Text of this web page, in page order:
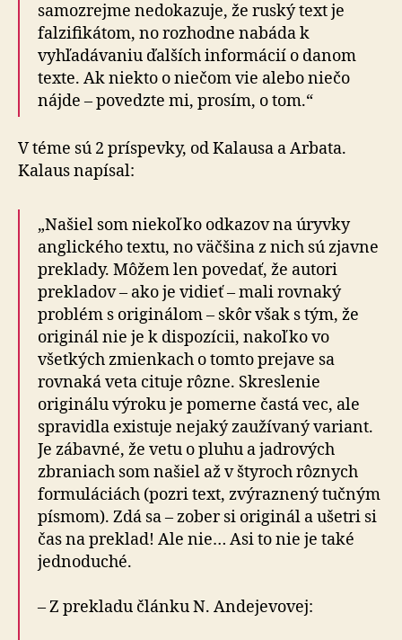
samozrejme nedokazuje, že ruský text je
falzifikátom, no rozhodne nabáda k
vyhľadávaniu ďalších informácií o danom
texte. Ak niekto o niečom vie alebo niečo
nájde – povedzte mi, prosím, o tom.“
V téme sú 2 príspevky, od Kalausa a Arbata.
Kalaus napísal:
„Našiel som niekoľko odkazov na úryvky
anglického textu, no väčšina z nich sú zjavne
preklady. Môžem len povedať, že autori
prekladov – ako je vidieť – mali rovnaký
problém s originálom – skôr však s tým, že
originál nie je k dispozícii, nakoľko vo
všetkých zmienkach o tomto prejave sa
rovnaká veta cituje rôzne. Skreslenie
originálu výroku je pomerne častá vec, ale
spravidla existuje nejaký zaužívaný variant.
Je zábavné, že vetu o pluhu a jadrových
zbraniach som našiel až v štyroch rôznych
formuláciách (pozri text, zvýraznený tučným
písmom). Zdá sa – zober si originál a ušetri si
čas na preklad! Ale nie… Asi to nie je také
jednoduché.
– Z prekladu článku N. Andejevovej: